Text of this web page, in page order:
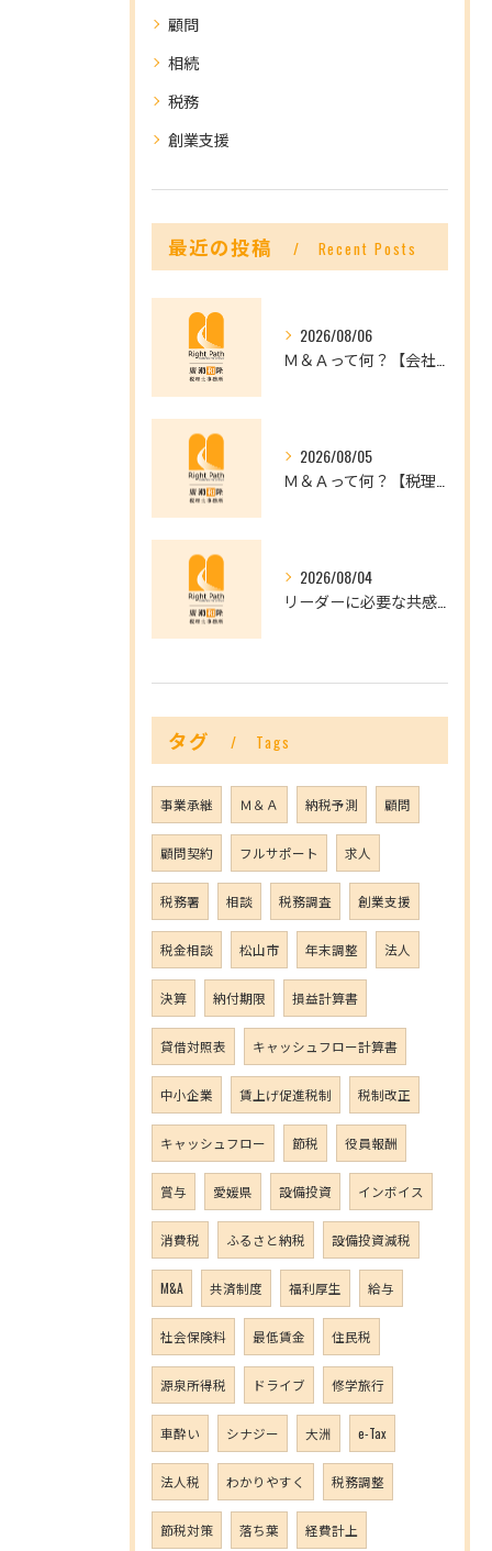
顧問
相続
税務
創業支援
最近の投稿 Recent Posts
2026/08/06
2026/08/05
2026/08/04
タグ Tags
事業承継 Ｍ＆Ａ 納税予測 顧問
顧問契約 フルサポート 求人
税務署 相談 税務調査 創業支援
税金相談 松山市 年末調整 法人
決算 納付期限 損益計算書
貸借対照表 キャッシュフロー計算書
中小企業 賃上げ促進税制 税制改正
キャッシュフロー 節税 役員報酬
賞与 愛媛県 設備投資 インボイス
消費税 ふるさと納税 設備投資減税
M&A 共済制度 福利厚生 給与
社会保険料 最低賃金 住民税
源泉所得税 ドライブ 修学旅行
車酔い シナジー 大洲 e-Tax
法人税 わかりやすく 税務調整
節税対策 落ち葉 経費計上